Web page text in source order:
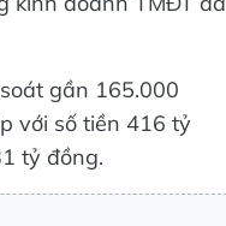
kinh doanh TMĐT đã
gần 165.000
với số tiền 416 tỷ
tỷ đồng.